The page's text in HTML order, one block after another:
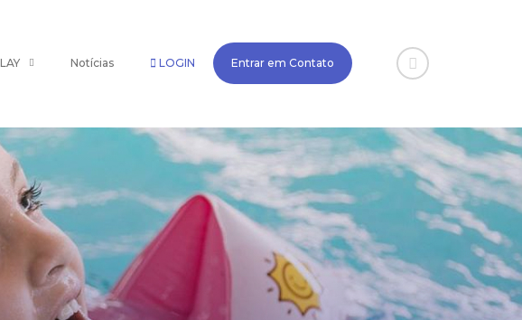
Notícias LOGIN Entrar em Contato